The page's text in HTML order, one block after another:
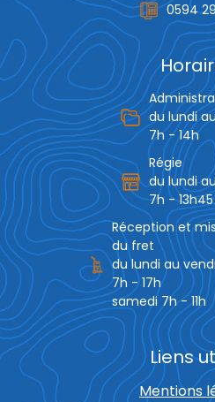
0594
du lundi
7h - 14h
Régie
du lundi
7h - 13h45
Réception et
du fret
du lundi au
7h - 17h
samedi 7h - 11h
Liens
Mentions